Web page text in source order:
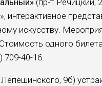
(пр-т Речицкий,
интерактивное
искусству.
одного
709-40-16.
Лепешинского, 9б)